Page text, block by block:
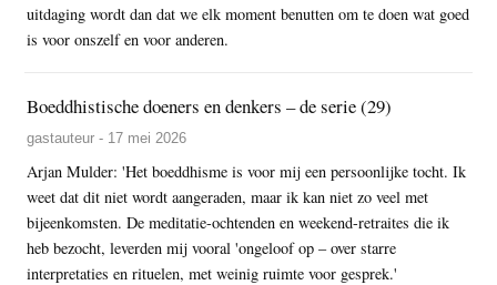
uitdaging wordt dan dat we elk moment benutten om te doen wat goed
is voor onszelf en voor anderen.
Boeddhistische doeners en denkers – de serie (29)
gastauteur - 17 mei 2026
Arjan Mulder: 'Het boeddhisme is voor mij een persoonlijke tocht. Ik
weet dat dit niet wordt aangeraden, maar ik kan niet zo veel met
bijeenkomsten. De meditatie-ochtenden en weekend-retraites die ik
heb bezocht, leverden mij vooral 'ongeloof op – over starre
interpretaties en rituelen, met weinig ruimte voor gesprek.'